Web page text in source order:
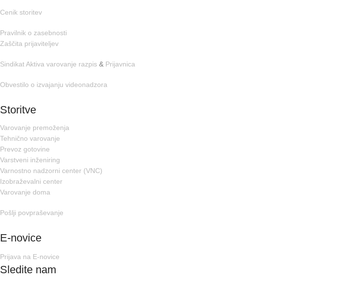
Cenik storitev
Pravilnik o zasebnosti
Zaščita prijaviteljev
Sindikat Aktiva varovanje razpis & Prijavnica
Obvestilo o izvajanju videonadzora
Storitve
Varovanje premoženja
Tehnično varovanje
Prevoz gotovine
Varstveni inženiring
Varnostno nadzorni center (VNC)
Izobraževalni center
Varovanje doma
Pošlji povpraševanje
E-novice
Prijava na E-novice
Sledite nam